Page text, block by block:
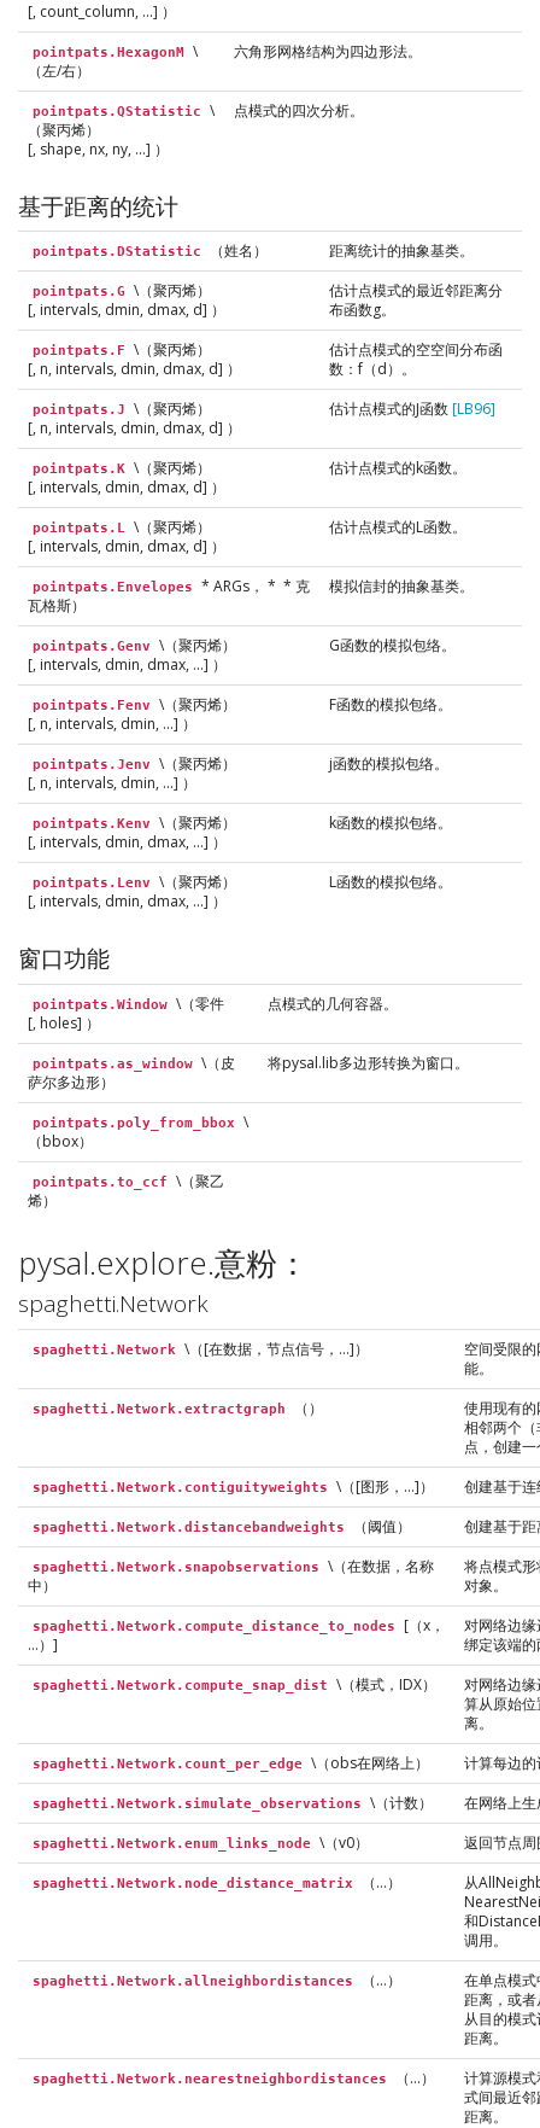
[, count_column, ...] ）
pointpats.HexagonM \
（左/右）
六角形网格结构为四边形法。
pointpats.QStatistic
\
（聚丙烯）
[, shape, nx, ny, ...] ）
点模式的四次分析。
基于距离的统计
pointpats.DStatistic （姓名） 距离统计的抽象基类。
pointpats.G
\（聚丙烯）
[, intervals, dmin, dmax, d] ）
估计点模式的最近邻距离分
布函数g。
pointpats.F
\（聚丙烯）
[, n, intervals, dmin, dmax, d] ）
估计点模式的空空间分布函
数：f（d）。
pointpats.J
\（聚丙烯）
[, n, intervals, dmin, dmax, d] ）
估计点模式的J函数[LB96]
pointpats.K \（聚丙烯）
[, intervals, dmin, dmax, d] ）
估计点模式的k函数。
pointpats.L \（聚丙烯）
[, intervals, dmin, dmax, d] ）
估计点模式的L函数。
pointpats.Envelopes
* ARGs， * * 克
瓦格斯）
模拟信封的抽象基类。
pointpats.Genv
\（聚丙烯）
[, intervals, dmin, dmax, ...] ）
G函数的模拟包络。
pointpats.Fenv
\（聚丙烯）
[, n, intervals, dmin, ...] ）
F函数的模拟包络。
pointpats.Jenv
\（聚丙烯）
[, n, intervals, dmin, ...] ）
j函数的模拟包络。
pointpats.Kenv
\（聚丙烯）
[, intervals, dmin, dmax, ...] ）
k函数的模拟包络。
pointpats.Lenv
\（聚丙烯）
[, intervals, dmin, dmax, ...] ）
L函数的模拟包络。
窗口功能
pointpats.Window \（零件
[, holes] ）
点模式的几何容器。
pointpats.as_window \（皮
萨尔多边形）
将pysal.lib多边形转换为窗口。
pointpats.poly_from_bbox
\
（bbox）
pointpats.to_ccf
\（聚乙
烯）
pysal.explore.意粉：
spaghetti.Network
spaghetti.Network \（[在数据，节点信号，…]）
空间受限
能。
spaghetti.Network.extractgraph （）
使用现有
相邻两个
点，创建
spaghetti.Network.contiguityweights \（[图形，…]） 创建基于
spaghetti.Network.distancebandweights （阈值） 创建基于
spaghetti.Network.snapobservations
\（在数据，名称
中）
将点模式
对象。
spaghetti.Network.compute_distance_to_nodes
[（x，
…）]
对网络边
绑定该端
spaghetti.Network.compute_snap_dist \（模式，IDX）
对网络边
算从原始
离。
spaghetti.Network.count_per_edge \（obs在网络上） 计算每边
spaghetti.Network.simulate_observations \（计数） 在网络上
spaghetti.Network.enum_links_node \（v0） 返回节点
spaghetti.Network.node_distance_matrix （…）
从
和
调用。
spaghetti.Network.allneighbordistances （…）
在单点模
距离，或
从目的模
距离。
spaghetti.Network.nearestneighbordistances （…）
计算源模
式间最近
距离。